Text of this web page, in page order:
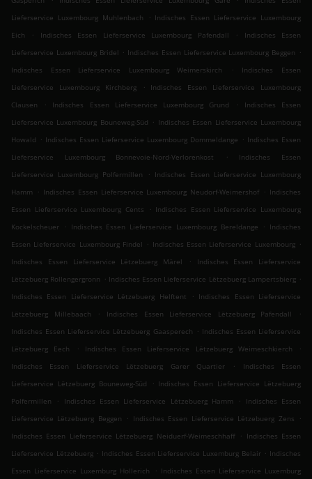
Lieferservice Luxembourg Muhlenbach
. Indisches Essen Lieferservice Luxembourg
Eich
. Indisches Essen Lieferservice Luxembourg Pafendall .
Indisches Essen
Lieferservice Luxembourg Bridel . Indisches Essen Lieferservice Luxembourg Beggen .
Indisches Essen Lieferservice Luxembourg Weimerskirch
.
Indisches Essen
Lieferservice Luxembourg Kirchberg
.
Indisches Essen Lieferservice Luxembourg
Clausen
. Indisches Essen Lieferservice Luxembourg Grund .
Indisches Essen
Lieferservice Luxembourg Bouneweg-Süd . Indisches Essen Lieferservice Luxembourg
Howald . Indisches Essen Lieferservice Luxembourg Dommeldange . Indisches Essen
Lieferservice Luxembourg Bonnevoie-Nord-Verlorenkost
.
Indisches Essen
Lieferservice Luxembourg Polfermillen
. Indisches Essen Lieferservice Luxembourg
Hamm
. Indisches Essen Lieferservice Luxembourg Neudorf-Weimershof . Indisches
Essen Lieferservice Luxembourg Cents
. Indisches Essen Lieferservice Luxembourg
Kockelscheuer
. Indisches Essen Lieferservice Luxembourg Bereldange . Indisches
Essen Lieferservice Luxembourg Findel . Indisches Essen Lieferservice Luxembourg .
Indisches Essen Lieferservice Lëtzebuerg Märel
.
Indisches Essen Lieferservice
Lëtzebuerg Rollengergronn . Indisches Essen Lieferservice Lëtzebuerg Lampertsbierg .
Indisches Essen Lieferservice Lëtzebuerg Helftent
. Indisches Essen Lieferservice
Lëtzebuerg Millebaach
. Indisches Essen Lieferservice Lëtzebuerg Pafendall
.
Indisches Essen Lieferservice Lëtzebuerg Gaasperech . Indisches Essen Lieferservice
Lëtzebuerg Eech
. Indisches Essen Lieferservice Lëtzebuerg Weimeschkierch
.
Indisches Essen Lieferservice Lëtzebuerg Garer Quartier
.
Indisches Essen
Lieferservice Lëtzebuerg Bouneweg-Süd
. Indisches Essen Lieferservice Lëtzebuerg
Polfermillen
. Indisches Essen Lieferservice Lëtzebuerg Hamm .
Indisches Essen
Lieferservice Lëtzebuerg Beggen
. Indisches Essen Lieferservice Lëtzebuerg Zens
.
Indisches Essen Lieferservice Lëtzebuerg Neiduerf-Weimeschhaff . Indisches Essen
Lieferservice Lëtzebuerg . Indisches Essen Lieferservice Luxemburg Belair . Indisches
Essen Lieferservice Luxemburg Hollerich
. Indisches Essen Lieferservice Luxemburg